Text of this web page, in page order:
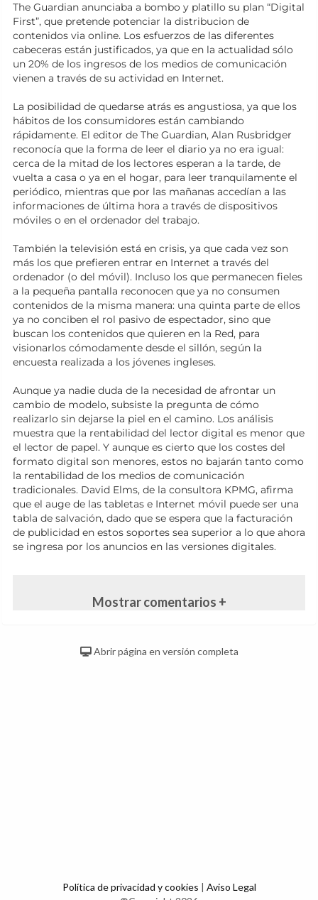
The Guardian anunciaba a bombo y platillo su plan “Digital
First”, que pretende potenciar la distribucion de
contenidos via online. Los esfuerzos de las diferentes
cabeceras están justificados, ya que en la actualidad sólo
un 20% de los ingresos de los medios de comunicación
vienen a través de su actividad en Internet.
La posibilidad de quedarse atrás es angustiosa, ya que los
hábitos de los consumidores están cambiando
rápidamente. El editor de The Guardian, Alan Rusbridger
reconocía que la forma de leer el diario ya no era igual:
cerca de la mitad de los lectores esperan a la tarde, de
vuelta a casa o ya en el hogar, para leer tranquilamente el
periódico, mientras que por las mañanas accedían a las
informaciones de última hora a través de dispositivos
móviles o en el ordenador del trabajo.
También la televisión está en crisis, ya que cada vez son
más los que prefieren entrar en Internet a través del
ordenador (o del móvil). Incluso los que permanecen fieles
a la pequeña pantalla reconocen que ya no consumen
contenidos de la misma manera: una quinta parte de ellos
ya no conciben el rol pasivo de espectador, sino que
buscan los contenidos que quieren en la Red, para
visionarlos cómodamente desde el sillón, según la
encuesta realizada a los jóvenes ingleses.
Aunque ya nadie duda de la necesidad de afrontar un
cambio de modelo, subsiste la pregunta de cómo
realizarlo sin dejarse la piel en el camino. Los análisis
muestra que la rentabilidad del lector digital es menor que
el lector de papel. Y aunque es cierto que los costes del
formato digital son menores, estos no bajarán tanto como
la rentabilidad de los medios de comunicación
tradicionales. David Elms, de la consultora KPMG, afirma
que el auge de las tabletas e Internet móvil puede ser una
tabla de salvación, dado que se espera que la facturación
de publicidad en estos soportes sea superior a lo que ahora
se ingresa por los anuncios en las versiones digitales.
Mostrar comentarios +
Abrir página en versión completa
Política de privacidad y cookies | Aviso Legal